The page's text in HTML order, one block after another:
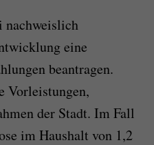
nachweislich
eine
beantragen.
Vorleistungen,
der Stadt. Im Fall
im Haushalt von 1,2